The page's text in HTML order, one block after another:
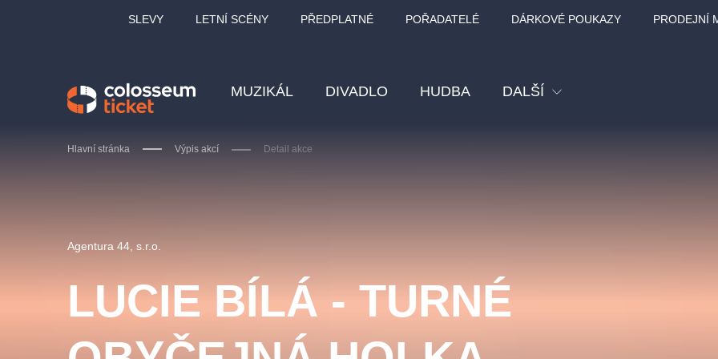
SLEVY LETNÍ SCÉNY PŘEDPLATNÉ POŘADATELÉ DÁRKOVÉ POUKAZY PRODEJNÍ
MUZIKÁL DIVADLO HUDBA DALŠÍ
Ostatní
Hlavní stránka Výpis akcí Detail akce
Agentura 44, s.r.o.
LUCIE BÍLÁ - TURNÉ
LUCIE BÍLÁ - TURNÉ
OBYČEJNÁ HOLKA
Pink Panther Agency,